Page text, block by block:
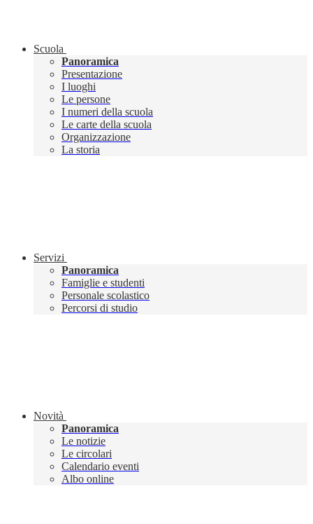
Scuola
Panoramica
Presentazione
I luoghi
Le persone
I numeri della scuola
Le carte della scuola
Organizzazione
La storia
Servizi
Panoramica
Famiglie e studenti
Personale scolastico
Percorsi di studio
Novità
Panoramica
Le notizie
Le circolari
Calendario eventi
Albo online